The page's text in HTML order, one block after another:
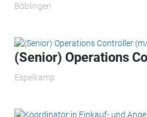
Böblingen
(Senior) Operations
Espelkamp